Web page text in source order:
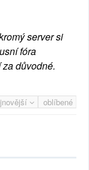
server si
fóra
důvodné.
oblíbené